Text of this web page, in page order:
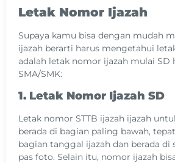
Letak Nomor Ijazah
Supaya kamu bisa dengan mudah
ijazah berarti harus mengetahui
adalah letak nomor ijazah mulai SD
SMA/SMK:
1. Letak Nomor Ijazah SD
Letak nomor STTB ijazah ijazah
berada di bagian paling bawah,
bagian tanggal ijazah dan berada di
pas foto. Selain itu, nomor ijazah